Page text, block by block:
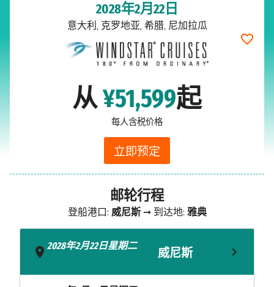
2028年2月22日
意大利, 克罗地亚, 希腊, 尼加拉瓜
从¥51,599起
每人含税价格
立即预定
邮轮行程
登船港口: 威尼斯➞ 到达地: 雅典
2028年2月22日星期二
威尼斯